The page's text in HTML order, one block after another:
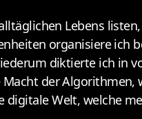
Lebens
organisiere ich
diktierte ich in
der
digitale Welt, welche